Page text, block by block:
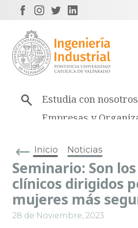
Estudia con nosotros
Empresas y
Inicio Noticias
Seminario: Son
clínicos dirigidos
mujeres más
28 de Noviembre, 2023